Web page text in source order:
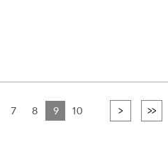
7 8 9 10 > >>